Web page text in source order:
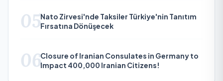
05Nato Zirvesi'nde Taksiler Türkiye'nin Tanıtım
Fırsatına Dönüşecek
06Closure of Iranian Consulates in Germany to
Impact 400,000 Iranian Citizens!